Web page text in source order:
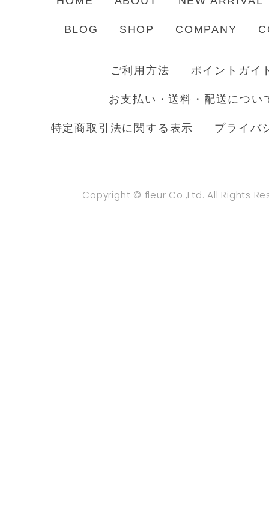
BLOG SHOP COMPANY
ご利用方法 ポイントガイ
お支払い・送料・配送につい
特定商取引法に関する表示 プライバ
Copyright © fleur Co.,Ltd. All Rights